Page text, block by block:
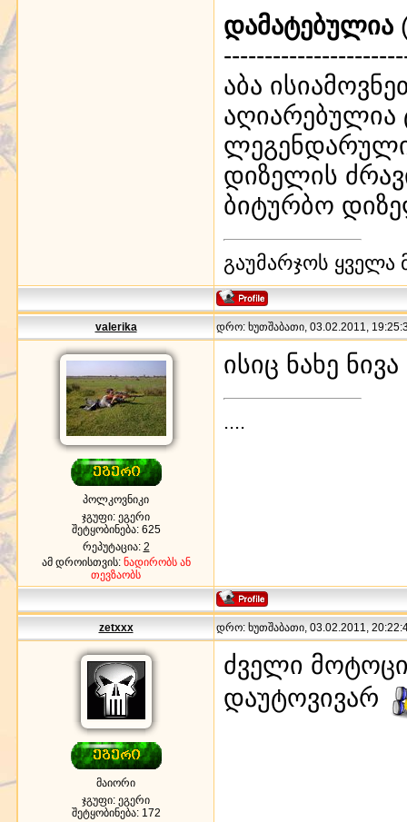
დამატებულია
აბა
აღიარებულია
ლეგენდარული
დიზელის
ბიტურბო
გაუმარჯოს ყველა
valerika დრო: ხუთშაბათი, 03.02.2011,
პოლკოვნიკი
ჯგუფი: ეგერი
შეტყობინება: 625
რეპუტაცია: 2
ამ დროისთვის: ნადირობს ან
თევზაობს
ისიც ნახე
....
zetxxx დრო: ხუთშაბათი, 03.02.2011,
მაიორი
ჯგუფი: ეგერი
შეტყობინება: 172
ძველი
დაუტოვივარ